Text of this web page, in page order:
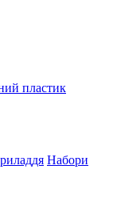
пластик
Набори